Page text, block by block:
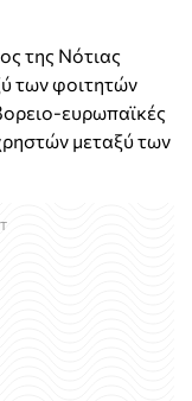
της Νότιας
των φοιτητών
ευρωπαϊκές
μεταξύ των